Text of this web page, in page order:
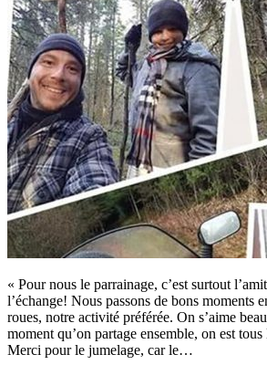
« Pour nous le parrainage, c’est surtout
l’échange! Nous passons de bons moments
roues, notre activité préférée. On s’aime
moment qu’on partage ensemble, on est
Merci pour le jumelage, car le…